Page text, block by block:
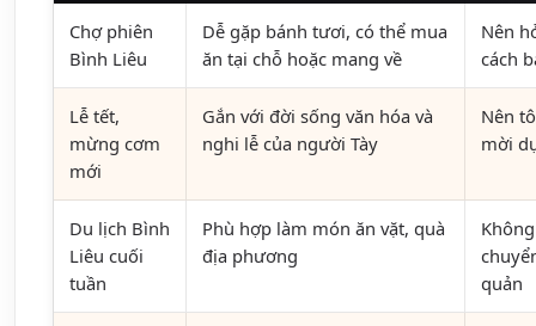
Chợ phiên
Bình Liêu
Dễ gặp bánh tươi, có thể mua
ăn tại chỗ hoặc mang về
Nên
cách
Lễ tết,
mừng cơm
mới
Gắn với đời sống văn hóa và
nghi lễ của người Tày
Nên
mời
Du lịch Bình
Liêu cuối
tuần
Phù hợp làm món ăn vặt, quà
địa phương
quản